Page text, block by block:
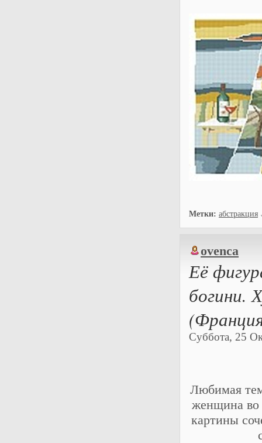
Метки: абстракция
ovenca
Её
богини.
Суббота, 25
Любимая
женщина во
картины